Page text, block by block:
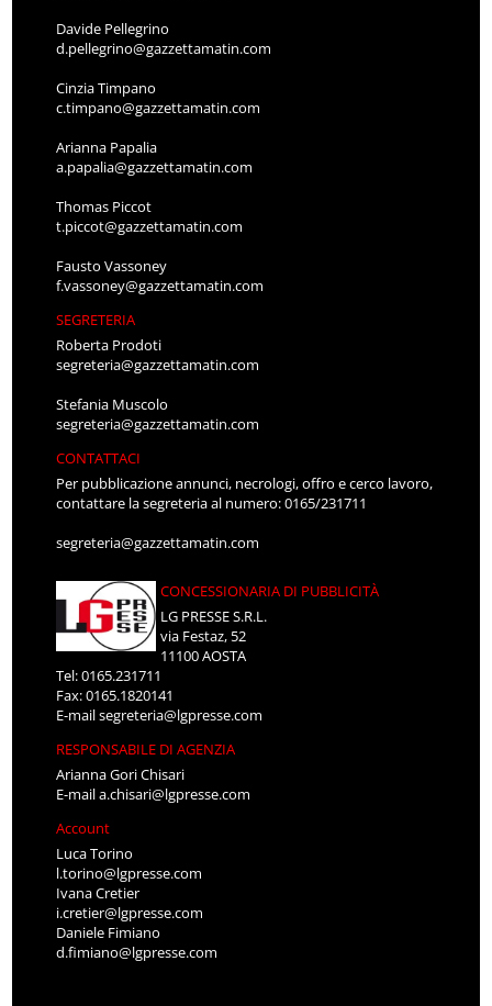
Davide Pellegrino
d.pellegrino@gazzettamatin.com
Cinzia Timpano
c.timpano@gazzettamatin.com
Arianna Papalia
a.papalia@gazzettamatin.com
Thomas Piccot
t.piccot@gazzettamatin.com
Fausto Vassoney
f.vassoney@gazzettamatin.com
SEGRETERIA
Roberta Prodoti
segreteria@gazzettamatin.com
Stefania Muscolo
segreteria@gazzettamatin.com
CONTATTACI
Per pubblicazione annunci, necrologi, offro e cerco lavoro,
contattare la segreteria al numero: 0165/231711
segreteria@gazzettamatin.com
CONCESSIONARIA DI PUBBLICITÀ
LG PRESSE S.R.L.
via Festaz, 52
11100 AOSTA
Tel: 0165.231711
Fax: 0165.1820141
E-mailsegreteria@lgpresse.com
RESPONSABILE DI AGENZIA
Arianna Gori Chisari
E-maila.chisari@lgpresse.com
Account
Luca Torino
l.torino@lgpresse.com
Ivana Cretier
i.cretier@lgpresse.com
Daniele Fimiano
d.fimiano@lgpresse.com